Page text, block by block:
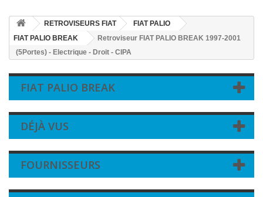
RETROVISEURS FIAT
FIAT PALIO
FIAT PALIO BREAK
Retroviseur FIAT PALIO BREAK 1997-2001
(5Portes) - Electrique - Droit - CIPA
FIAT PALIO BREAK
DÉJÀ VUS
FOURNISSEURS